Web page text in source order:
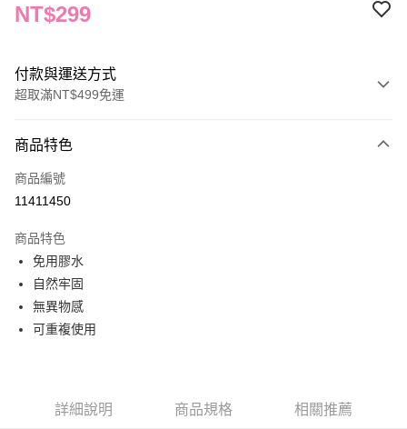
NT$299
付款與運送方式
超取滿NT$499免運
信用卡一次付款
信用卡分期付款
合作金庫商業銀行
華南商業銀行
上海商業儲蓄銀行
國泰世華商業銀行
臺灣中小企業銀行
玉山商業銀行
星展（台灣）商業銀行
台新國際商業銀行
中國信託商業銀行
超商取貨付款
LINE Pay
Apple Pay
AFTEE先享後付
商品特色
商品編號
11411450
商品特色
免用膠水
自然牢固
無異物感
可重複使用
詳細說明 商品規格 相關推薦